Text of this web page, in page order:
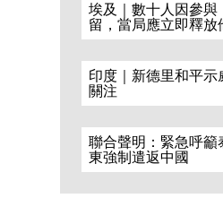
埃及｜數十人因參與
留，當局應立即釋放
印度｜新德里和平
關注
聯合聲明：緊急呼
東強制遣返中國